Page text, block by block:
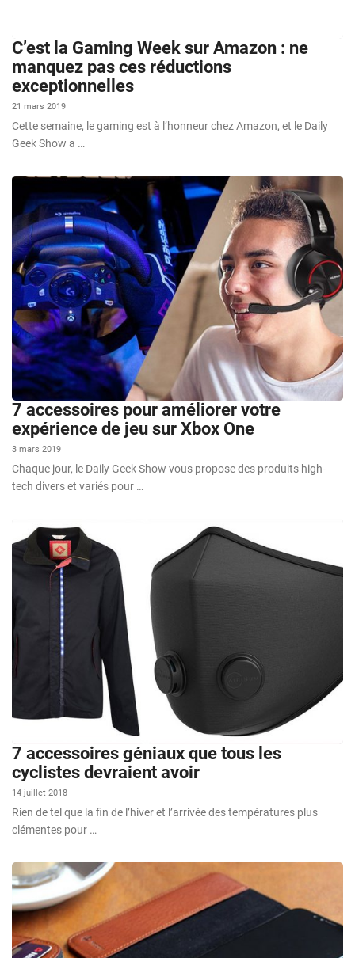
C’est la Gaming Week sur Amazon : ne
manquez pas ces réductions
exceptionnelles
21 mars 2019
Cette semaine, le gaming est à l’honneur chez Amazon, et le Daily
Geek Show a …
7 accessoires pour améliorer votre
expérience de jeu sur Xbox One
3 mars 2019
Chaque jour, le Daily Geek Show vous propose des produits high-
tech divers et variés pour …
7 accessoires géniaux que tous les
cyclistes devraient avoir
14 juillet 2018
Rien de tel que la fin de l’hiver et l’arrivée des températures plus
clémentes pour …